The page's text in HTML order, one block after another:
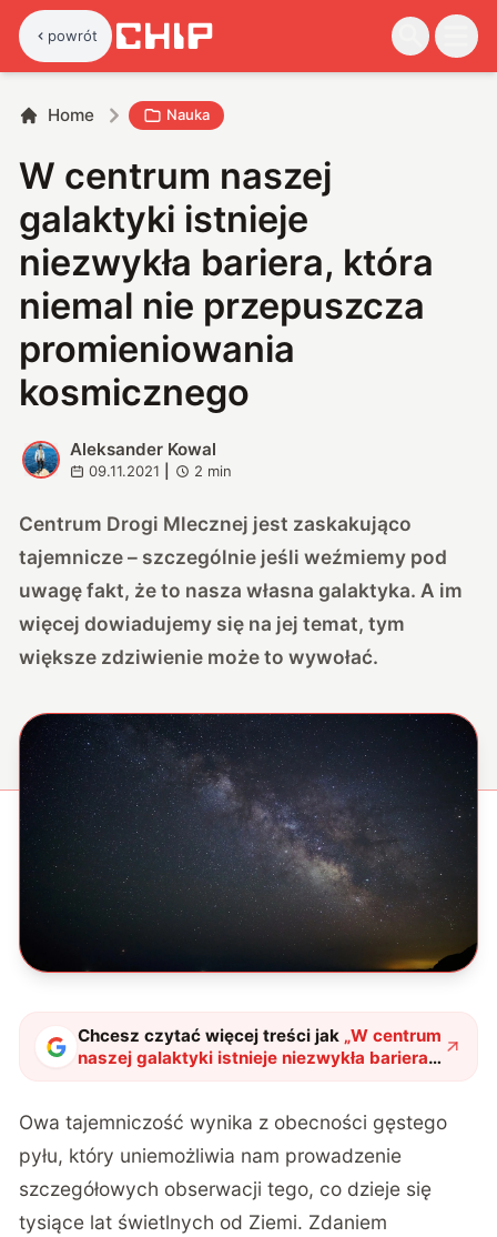
powrót
Home Nauka
W centrum naszej
galaktyki istnieje
niezwykła bariera, która
niemal nie przepuszcza
promieniowania
kosmicznego
A
Aleksander Kowal
09.11.2021 2 min
Centrum Drogi Mlecznej jest zaskakująco
tajemnicze – szczególnie jeśli weźmiemy pod
uwagę fakt, że to nasza własna galaktyka. A im
więcej dowiadujemy się na jej temat, tym
większe zdziwienie może to wywołać.
Chcesz czytać więcej treści jak „W centrum
naszej galaktyki istnieje niezwykła bariera,
która niemal nie przepuszcza
Owa tajemniczość wynika z obecności gęstego
pyłu, który uniemożliwia nam prowadzenie
szczegółowych obserwacji tego, co dzieje się
tysiące lat świetlnych od Ziemi. Zdaniem